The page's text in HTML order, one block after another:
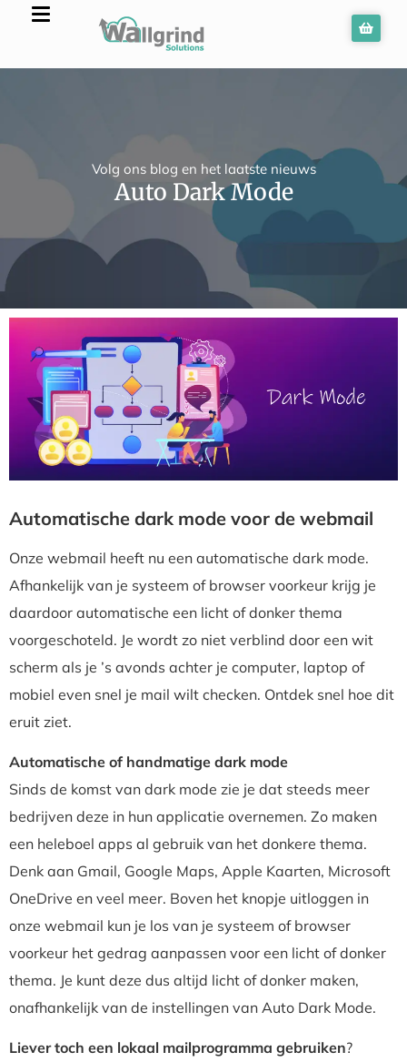
Volg ons blog en het laatste nieuws
Auto Dark Mode
Automatische dark mode voor de webmail
Onze webmail heeft nu een automatische dark mode.
Afhankelijk van je systeem of browser voorkeur krijg je
daardoor automatische een licht of donker thema
voorgeschoteld. Je wordt zo niet verblind door een wit
scherm als je ’s avonds achter je computer, laptop of
mobiel even snel je mail wilt checken. Ontdek snel hoe dit
eruit ziet.
Automatische of handmatige dark mode
Sinds de komst van dark mode zie je dat steeds meer
bedrijven deze in hun applicatie overnemen. Zo maken
een heleboel apps al gebruik van het donkere thema.
Denk aan Gmail, Google Maps, Apple Kaarten, Microsoft
OneDrive en veel meer. Boven het knopje uitloggen in
onze webmail kun je los van je systeem of browser
voorkeur het gedrag aanpassen voor een licht of donker
thema. Je kunt deze dus altijd licht of donker maken,
onafhankelijk van de instellingen van Auto Dark Mode.
Liever toch een lokaal mailprogramma gebruiken?